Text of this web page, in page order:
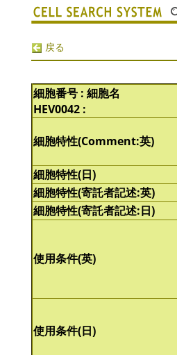
戻る
細胞番号 : 細胞名
HEV0042 :
細胞特性(Comment:英)
細胞特性(日)
細胞特性(寄託者記述:英)
細胞特性(寄託者記述:日)
使用条件(英)
使用条件(日)